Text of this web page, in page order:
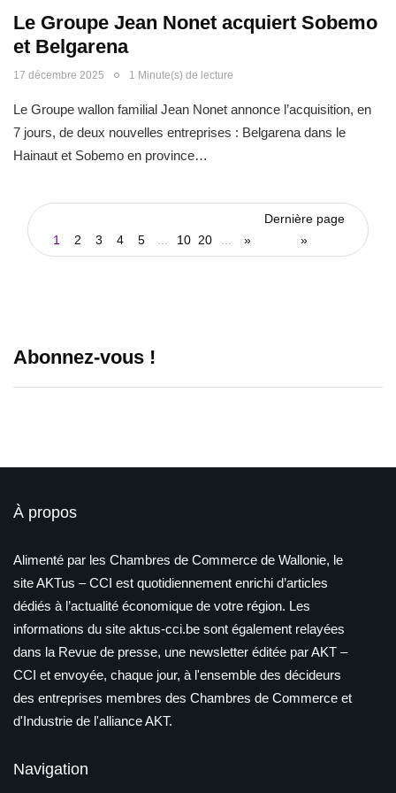
Le Groupe Jean Nonet acquiert Sobemo
et Belgarena
17 décembre 2025 1 Minute(s) de lecture
Le Groupe wallon familial Jean Nonet annonce l’acquisition, en
7 jours, de deux nouvelles entreprises : Belgarena dans le
Hainaut et Sobemo en province…
1 2 3 4 5 10 20 »
Dernière page
»
Abonnez-vous !
À propos
Alimenté par les Chambres de Commerce de Wallonie, le
site AKTus – CCI est quotidiennement enrichi d’articles
dédiés à l’actualité économique de votre région. Les
informations du site aktus-cci.be sont également relayées
dans la Revue de presse, une newsletter éditée par AKT –
CCI et envoyée, chaque jour, à l'ensemble des décideurs
des entreprises membres des Chambres de Commerce et
d'Industrie de l'alliance AKT.
Navigation